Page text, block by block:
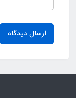
ارسال دیدگاه